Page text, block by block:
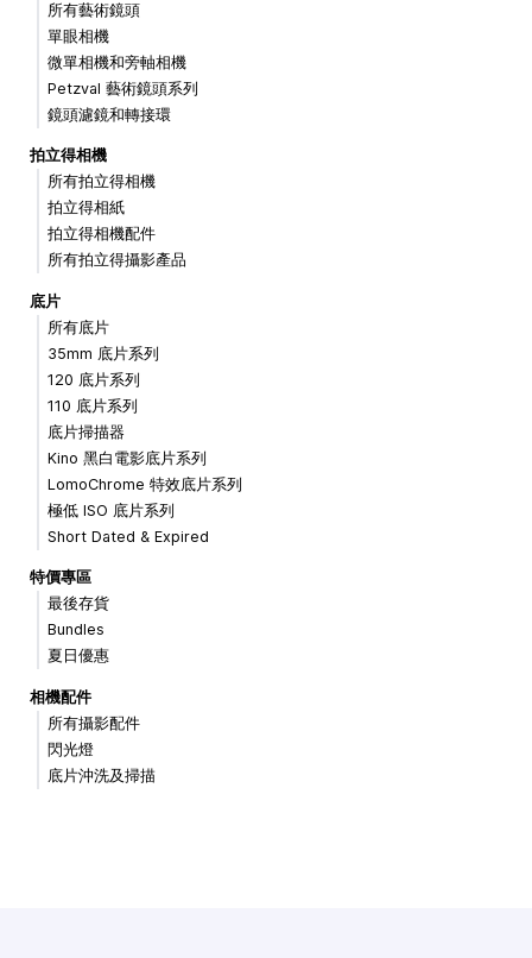
所有藝術鏡頭
單眼相機
微單相機和旁軸相機
Petzval 藝術鏡頭系列
鏡頭濾鏡和轉接環
拍立得相機
所有拍立得相機
拍立得相紙
拍立得相機配件
所有拍立得攝影產品
底片
所有底片
35mm 底片系列
120 底片系列
110 底片系列
底片掃描器
Kino 黑白電影底片系列
LomoChrome 特效底片系列
極低 ISO 底片系列
Short Dated & Expired
特價專區
最後存貨
Bundles
夏日優惠
相機配件
所有攝影配件
閃光燈
底片沖洗及掃描